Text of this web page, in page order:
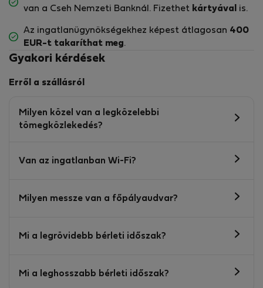
van a Cseh Nemzeti Banknál. Fizethet kártyával is.
Az ingatlanügynökségekhez képest átlagosan 400
EUR-t takaríthat meg.
Gyakori kérdések
Erről a szállásról
Milyen közel van a legközelebbi
tömegközlekedés?
Van az ingatlanban Wi-Fi?
Milyen messze van a főpályaudvar?
Mi a legrövidebb bérleti időszak?
Mi a leghosszabb bérleti időszak?